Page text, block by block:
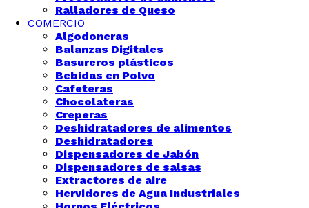
Ralladores de Queso
COMERCIO
Algodoneras
Balanzas Digitales
Basureros plásticos
Bebidas en Polvo
Cafeteras
Chocolateras
Creperas
Deshidratadores de alimentos
Deshidratadores
Dispensadores de Jabón
Dispensadores de salsas
Extractores de aire
Hervidores de Agua Industriales